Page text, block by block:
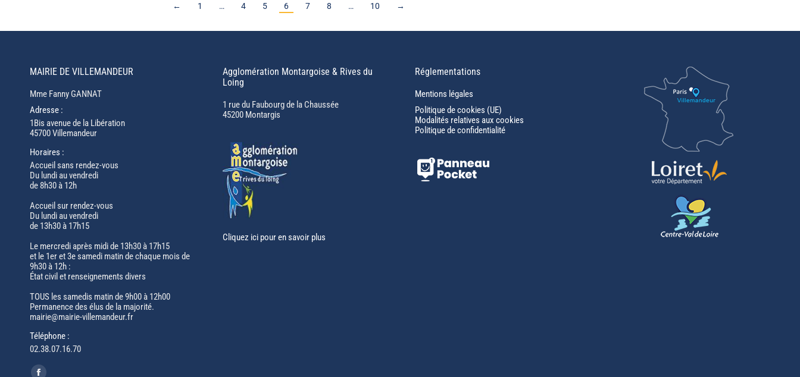
← 1 … 4 5 6 7 8 … 10 →
MAIRIE DE VILLEMANDEUR
Mme Fanny GANNAT
Adresse :
1Bis avenue de la Libération
45700 Villemandeur
Horaires :
Accueil sans rendez-vous
Du lundi au vendredi
de 8h30 à 12h
Accueil sur rendez-vous
Du lundi au vendredi
de 13h30 à 17h15
Le mercredi après midi de 13h30 à 17h15
et le 1er et 3e samedi matin de chaque mois de
9h30 à 12h :
État civil et renseignements divers
TOUS les samedis matin de 9h00 à 12h00
Permanence des élus de la majorité.
mairie@mairie-villemandeur.fr
Téléphone :
02.38.07.16.70
Trouvez nous sur :
Agglomération Montargoise & Rives du
Loing
1 rue du Faubourg de la Chaussée
45200 Montargis
Cliquez ici pour en savoir plus
Réglementations
Mentions légales
Politique de cookies (UE)
Modalités relatives aux cookies
Politique de confidentialité